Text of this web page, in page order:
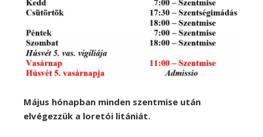
Május hónapban minden szentmise után
elvégezzük a loretói litániát.